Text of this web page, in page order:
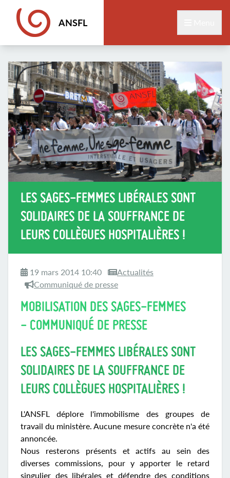
ANSFL
LES SAGES-FEMMES LIBÉRALES SONT
SOLIDAIRES DE LA SOUFFRANCE DE
LEURS COLLÈGUES HOSPITALIÈRES !
19 mars 2014 10:40
Actualités
Communiqué de presse
MOBILISATION DES SAGES-FEMMES
- COMMUNIQUÉ DE PRESSE
LES SAGES-FEMMES LIBÉRALES SONT
SOLIDAIRES DE LA SOUFFRANCE DE
LEURS COLLÈGUES HOSPITALIÈRES !
L'ANSFL déplore l'immobilisme des groupes de
travail du ministère. Aucune mesure concrète n'a été
annoncée.
Nous resterons présents et actifs au sein des
diverses commissions, pour y apporter le retard
singulier des libérales et défendre des conditions